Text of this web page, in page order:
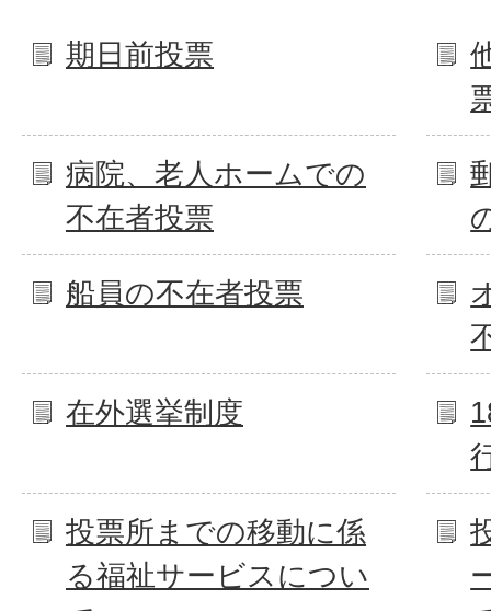
期日前投票
病院、老人ホームでの
不在者投票
船員の不在者投票
在外選挙制度
投票所までの移動に係
る福祉サービスについ